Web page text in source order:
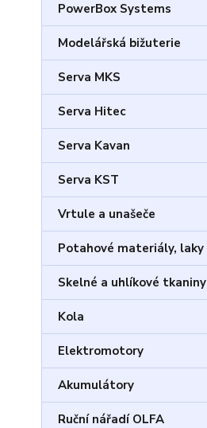
PowerBox Systems
Modelářská bižuterie
Serva MKS
Serva Hitec
Serva Kavan
Serva KST
Vrtule a unašeče
Potahové materiály, laky
Skelné a uhlíkové tkaniny
Kola
Elektromotory
Akumulátory
Ruční nářadí OLFA